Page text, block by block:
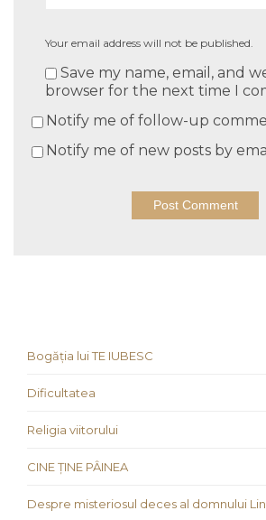
Your email address will not be published.
Save my name, email, and
browser for the next time I
Notify me of follow-up
Notify me of new posts by
Bogăția lui TE IUBESC
Dificultatea
Religia viitorului
CINE ȚINE PÂINEA
Despre misteriosul deces al domnului